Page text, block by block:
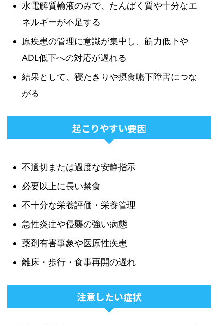
水電解質輸液のみで、たんぱく質や十分なエ
ネルギーが不足する
原疾患の管理に意識が集中し、筋力低下や
ADL低下への対応が遅れる
結果として、寝たきりや摂食嚥下障害につな
がる
起こりやすい要因
不適切または過度な安静指示
必要以上に長い禁食
不十分な栄養評価・栄養管理
急性炎症や侵襲の強い病態
薬剤有害事象や医原性疾患
離床・歩行・食事再開の遅れ
注意したい症状